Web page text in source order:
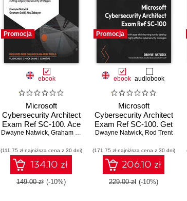
,Doug Haven,Dwayne Natwick
Promocja
ebook
Microsoft
Cybersecurity Architect
Exam Ref SC-100. Ace
the SC-100 exam and
cybersecurity
strategies - Second
Edition
Dwayne Natwick, Graham Gold Abu Zobayer
(111,75 zł najniższa cena z 30 dni)
134.10 zł
149.00 zł (-10%)
Promocja
ebook audiobook
Microsoft
Cybersecurity Architect
Exam Ref SC-100. Get
certified with ease while
highly effective
cybersecurity
strategies
Dwayne Natwick, Rod Trent
(171,75 zł najniższa cena z 30 dni)
206.10 zł
229.00 zł (-10%)